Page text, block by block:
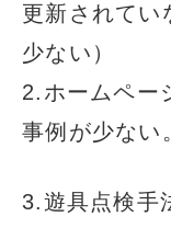
更新されてい
少ない）
2.ホームペー
事例が少ない
3.遊具点検手